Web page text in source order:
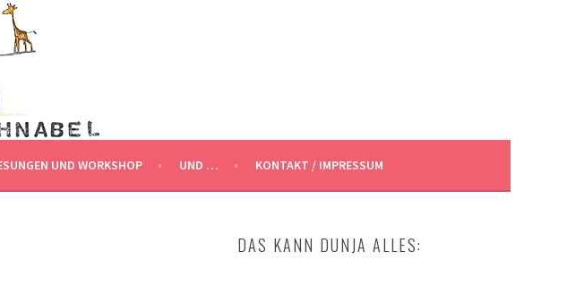
UND WORKSHOP UND … KONTAKT / IMPRESSUM
DAS KANN DUNJA ALLES: